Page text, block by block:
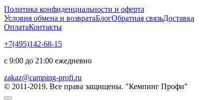
Политика конфиденциальности и оферта
Условия обмена и возвратаБлогОбратная связьДоставка
ОплатаКонтакты
+7(495)142-68-15
с 9:00 до 21:00 ежедневно
zakaz@camping-profi.ru
© 2011-2019. Все права защищены. "Кемпинг Профи"